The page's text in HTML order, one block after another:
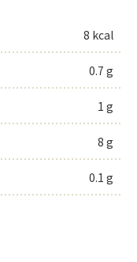
8 kcal
0.7 g
1 g
8 g
0.1 g